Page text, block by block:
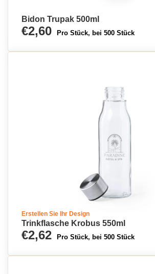
Bidon Trupak 500ml
€2,60 Pro Stück, bei 500 Stück
Erstellen Sie Ihr Design
Trinkflasche Krobus 550ml
€2,62 Pro Stück, bei 500 Stück